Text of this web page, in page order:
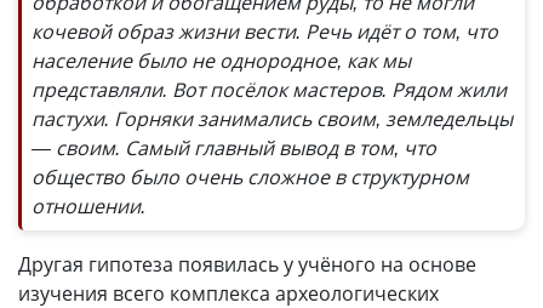
кочевой образ жизни вести. Речь идёт о том, что
население было не однородное, как мы
представляли. Вот посёлок мастеров. Рядом жили
пастухи. Горняки занимались своим, земледельцы
— своим. Самый главный вывод в том, что
общество было очень сложное в структурном
отношении.
Другая гипотеза появилась у учёного на основе
изучения всего комплекса археологических